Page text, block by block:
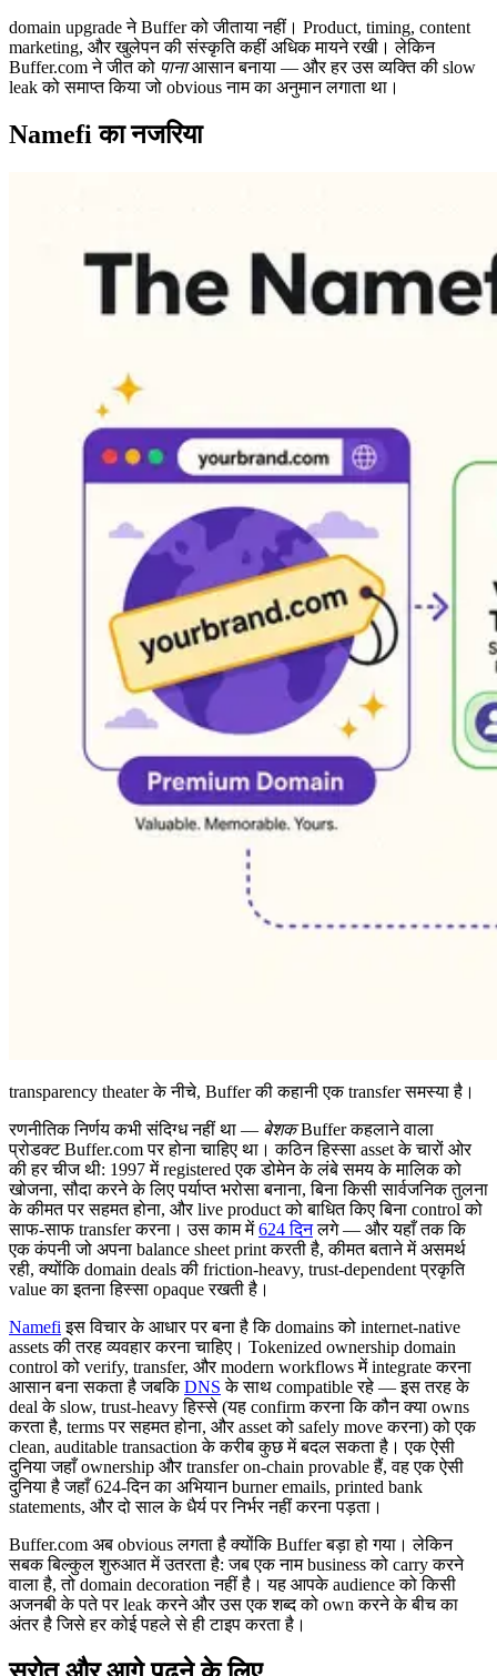
domain upgrade ने Buffer को जीताया नहीं। Product, timing, content
marketing, और खुलेपन की संस्कृति कहीं अधिक मायने रखी। लेकिन
Buffer.com ने जीत को पानाआसान बनाया — और हर उस व्यक्ति की slow
leak को समाप्त किया जो obvious नाम का अनुमान लगाता था।
Namefi का नजरिया
transparency theater के नीचे, Buffer की कहानी एक transfer समस्या है।
रणनीतिक निर्णय कभी संदिग्ध नहीं था — बेशकBuffer कहलाने वाला
प्रोडक्ट Buffer.com पर होना चाहिए था। कठिन हिस्सा asset के चारों ओर
की हर चीज थी: 1997 में registered एक डोमेन के लंबे समय के मालिक को
खोजना, सौदा करने के लिए पर्याप्त भरोसा बनाना, बिना किसी सार्वजनिक तुलना
के कीमत पर सहमत होना, और live product को बाधित किए बिना control को
साफ-साफ transfer करना। उस काम में624 दिनलगे — और यहाँ तक कि
एक कंपनी जो अपना balance sheet print करती है, कीमत बताने में असमर्थ
रही, क्योंकि domain deals की friction-heavy, trust-dependent प्रकृति
value का इतना हिस्सा opaque रखती है।
Namefi इस विचार के आधार पर बना है कि domains को internet-native
assets की तरह व्यवहार करना चाहिए। Tokenized ownership domain
control को verify, transfer, और modern workflows में integrate करना
आसान बना सकता है जबकिDNS के साथ compatible रहे — इस तरह के
deal के slow, trust-heavy हिस्से (यह confirm करना कि कौन क्या owns
करता है, terms पर सहमत होना, और asset को safely move करना) को एक
clean, auditable transaction के करीब कुछ में बदल सकता है। एक ऐसी
दुनिया जहाँ ownership और transfer on-chain provable हैं, वह एक ऐसी
दुनिया है जहाँ 624-दिन का अभियान burner emails, printed bank
statements, और दो साल के धैर्य पर निर्भर नहीं करना पड़ता।
Buffer.com अब obvious लगता है क्योंकि Buffer बड़ा हो गया। लेकिन
सबक बिल्कुल शुरुआत में उतरता है: जब एक नाम business को carry करने
वाला है, तो domain decoration नहीं है। यह आपके audience को किसी
अजनबी के पते पर leak करने और उस एक शब्द को own करने के बीच का
अंतर है जिसे हर कोई पहले से ही टाइप करता है।